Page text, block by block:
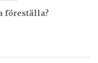
föreställa?